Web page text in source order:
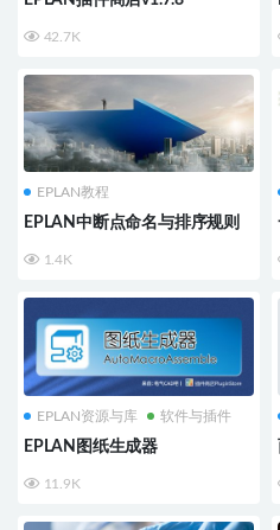
42.7K
EPLAN教程
EPLAN中断点命名与排序规则
1.4K
EPLAN资源与库 软件与插件
EPLAN图纸生成器
11.9K